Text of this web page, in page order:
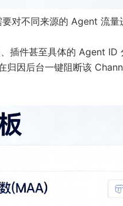
对不同来源的 Agent 流量
插件甚至具体的 Agent ID
归因后台一键阻断该